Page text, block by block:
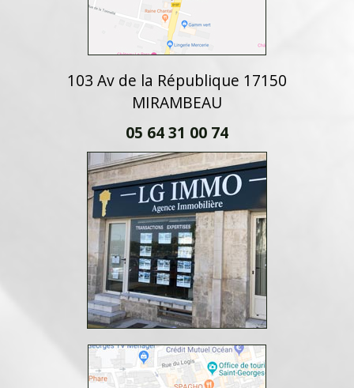
103 Av de la République 17150
MIRAMBEAU
05 64 31 00 74